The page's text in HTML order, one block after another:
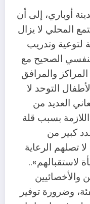
أوباري، إلى أن
المحلي لا يزال
لتوعية وتدريب
الصحيح مع
والمرافق
التوحد لا
العديد من
بسبب قلة
كبير من
تصلهم الرعاية
لاستقبالهم»..
والأخصائيين
وضرورة توفير